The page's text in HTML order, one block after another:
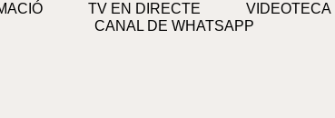
TV EN DIRECTE VIDEOTECA
CANAL DE WHATSAPP